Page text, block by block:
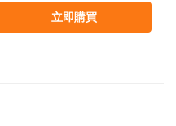
立即購買